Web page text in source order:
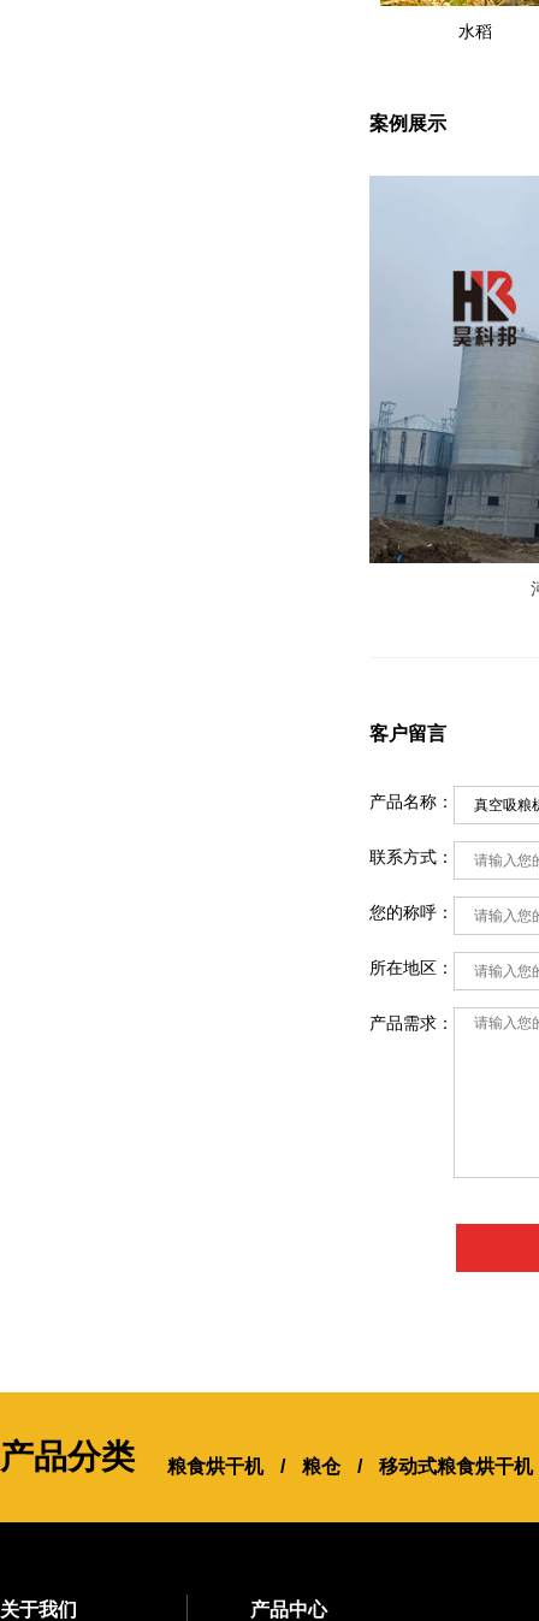
水稻
案例展示
客户留言
产品名称：
联系方式：
您的称呼：
所在地区：
产品需求：
产品分类 粮食烘干机 / 粮仓 / 移动式粮食烘干机
关于我们 产品中心